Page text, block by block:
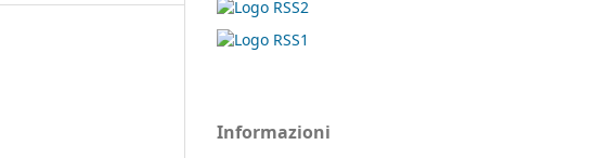
Informazioni